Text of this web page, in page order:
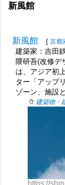
新風館
新風館 [ 京都
建築家：吉田
隈研吾(改修デ
は、アジア初
ター「アップ
ゾーン、施設
建築物・